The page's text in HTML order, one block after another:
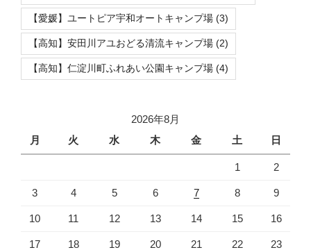
【愛媛】ユートピア宇和オートキャンプ場 (3)
【高知】安田川アユおどる清流キャンプ場 (2)
【高知】仁淀川町ふれあい公園キャンプ場 (4)
2026年8月
月
火 水 木 金 土 日
1 2
3 4 5 6 7 8 9
10 11 12 13 14 15 16
17 18 19 20 21 22 23